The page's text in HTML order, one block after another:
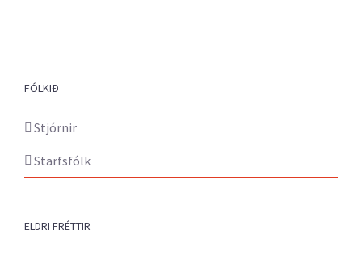
FÓLKIÐ
Stjórnir
Starfsfólk
ELDRI FRÉTTIR